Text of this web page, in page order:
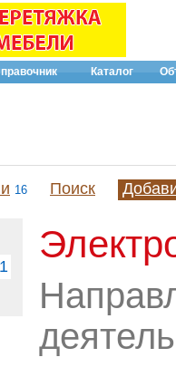
Каталог
16 Поиск